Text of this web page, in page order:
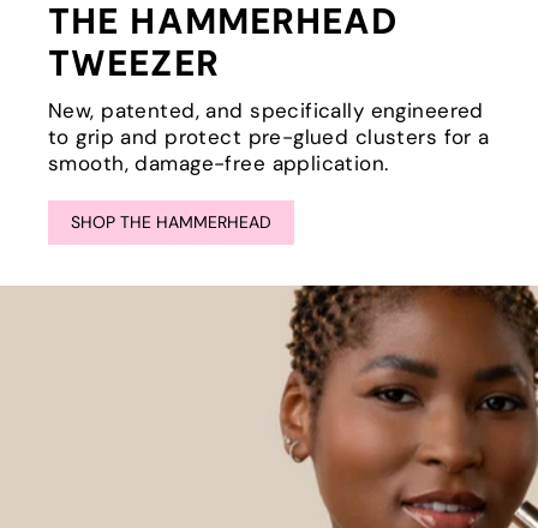
THE HAMMERHEAD
TWEEZER
New, patented, and specifically engineered
to grip and protect pre-glued clusters for a
smooth, damage-free application.
SHOP THE HAMMERHEAD